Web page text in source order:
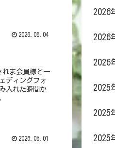
2026.05.04
れま会員様と一
ディングフォ
入れた瞬間か
2026.05.01
2026
2026
2026
2025
2025
2025